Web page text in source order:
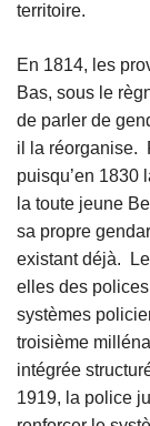
territoire.
En 1814, les
Bas, sous le
de parler de
il la réorganise.
puisqu’en 1830
la toute jeune
sa propre
existant déjà.
elles des
systèmes
troisième
intégrée
1919, la police